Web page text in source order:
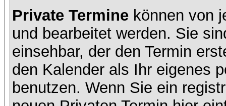
Private Termine können von
und bearbeitet werden. Sie
einsehbar, der den Termin
den Kalender als Ihr eigenes
benutzen. Wenn Sie ein